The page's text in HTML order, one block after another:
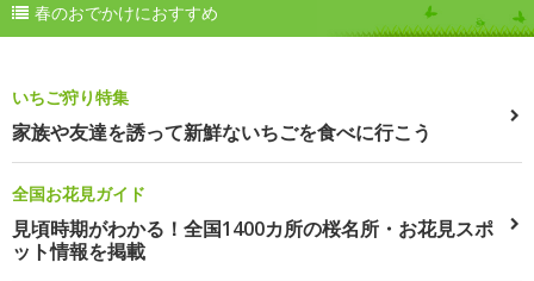
春のおでかけにおすすめ
いちご狩り特集
家族や友達を誘って新鮮ないちごを食べに行こう
全国お花見ガイド
見頃時期がわかる！全国1400カ所の桜名所・お花見スポ
ット情報を掲載